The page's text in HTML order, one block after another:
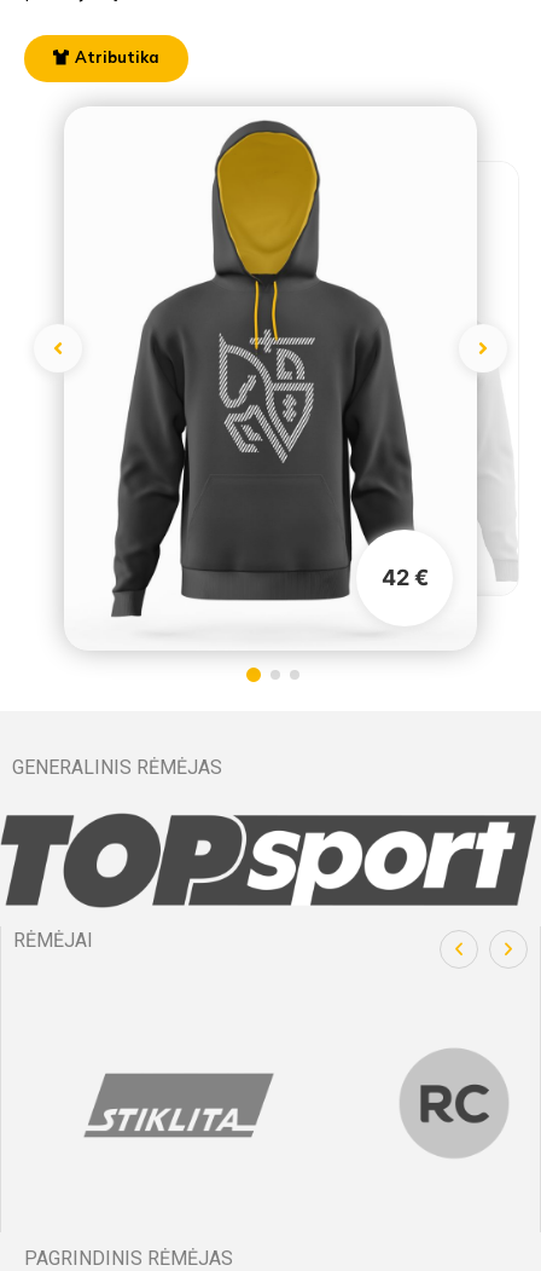
42 €
Atributika
GENERALINIS RĖMĖJAS
RĖMĖJAI
PAGRINDINIS RĖMĖJAS